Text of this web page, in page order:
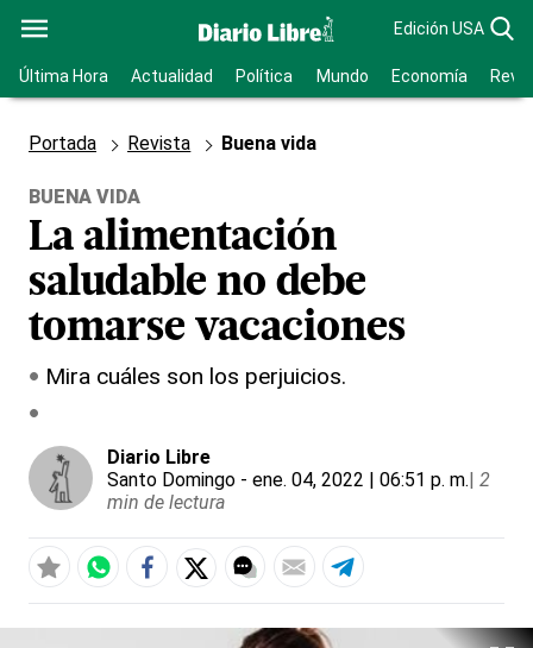
Edición USA
Última Hora Actualidad Política Mundo Economía
Portada Revista Buena vida
BUENA VIDA
La alimentación
saludable no debe
tomarse vacaciones
Mira cuáles son los perjuicios.
Diario Libre
Santo Domingo - ene. 04, 2022 | 06:51 p. m.| 2
min de lectura